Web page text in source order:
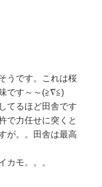
うです。これは桜
です～～(≧∇≦)
てるほど田舎です
で力任せに突くと
が。。田舎は最高
カモ。。。